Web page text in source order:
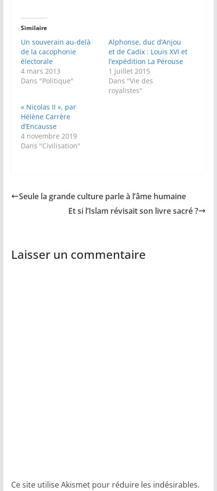
Similaire
Un souverain au-delà
de la cacophonie
électorale
4 mars 2013
Dans "Politique"
Alphonse, duc d’Anjou
et de Cadix : Louis XVI et
l’expédition La Pérouse
1 juillet 2015
Dans "Vie des
royalistes"
« Nicolas II », par
Hélène Carrère
d’Encausse
4 novembre 2019
Dans "Civilisation"
Seule la grande culture parle à l’âme humaine
Et si l’Islam révisait son livre sacré ?
Laisser un commentaire
Ce site utilise Akismet pour réduire les indésirables.